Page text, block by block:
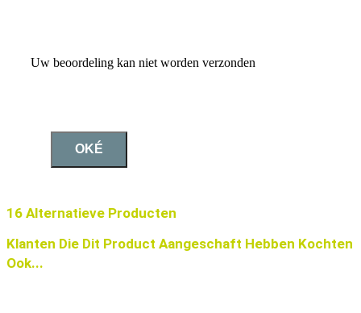
Uw beoordeling kan niet worden verzonden
OKÉ
16 Alternatieve Producten
Klanten Die Dit Product Aangeschaft Hebben Kochten
Ook...